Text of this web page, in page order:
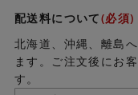
配送料について(必須)
北海道、沖縄、離島
ます。ご注文後にお
す。